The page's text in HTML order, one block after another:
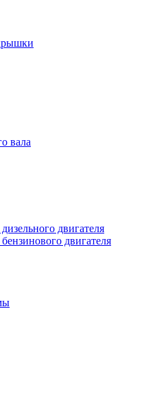
вала
двигателя
двигателя